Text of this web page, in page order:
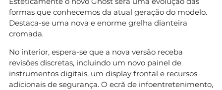
formas que conhecemos da atual geração do modelo.
Destaca-se uma nova e enorme grelha dianteira
cromada.
No interior, espera-se que a nova versão receba
revisões discretas, incluindo um novo painel de
instrumentos digitais, um display frontal e recursos
adicionais de segurança. O ecrã de infoentretenimento,